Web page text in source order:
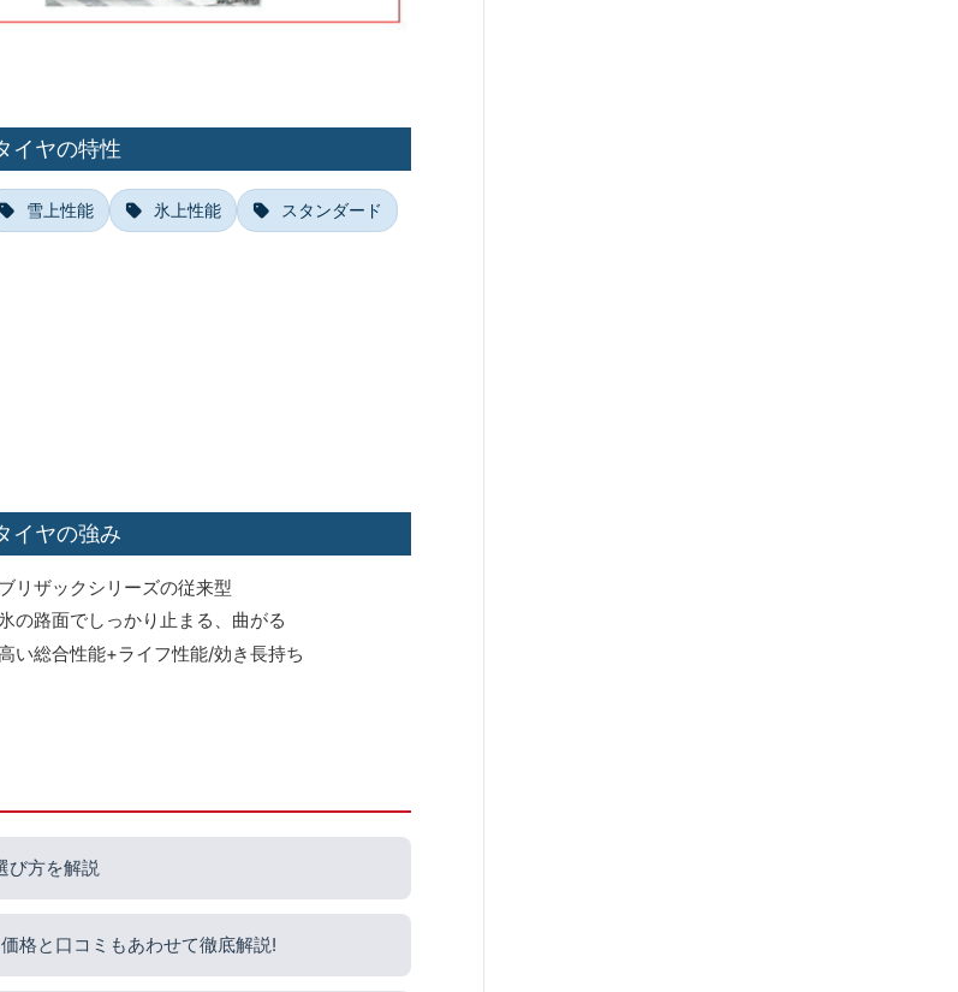
イヤの特性
雪上性能 氷上性能 スタンダード
イヤの強み
ブリザックシリーズの従来型
の路面でしっかり止まる、曲がる
い総合性能+ライフ性能/効き長持ち
び方を解説
格と口コミもあわせて徹底解説!